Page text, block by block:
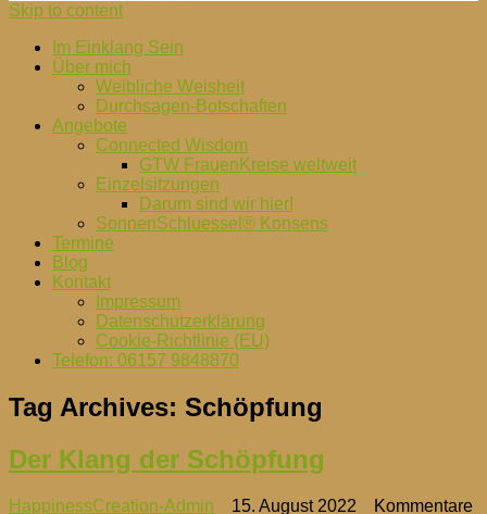
Skip to content
Im Einklang Sein
Über mich
Weibliche Weisheit
Durchsagen-Botschaften
Angebote
Connected Wisdom
GTW FrauenKreise weltweit
Einzelsitzungen
Darum sind wir hier!
SonnenSchluessel® Konsens
Termine
Blog
Kontakt
Impressum
Datenschutzerklärung
Cookie-Richtlinie (EU)
Telefon: 06157 9848870
Tag Archives: Schöpfung
Der Klang der Schöpfung
HappinessCreation-Admin 15. August 2022 Kommentare